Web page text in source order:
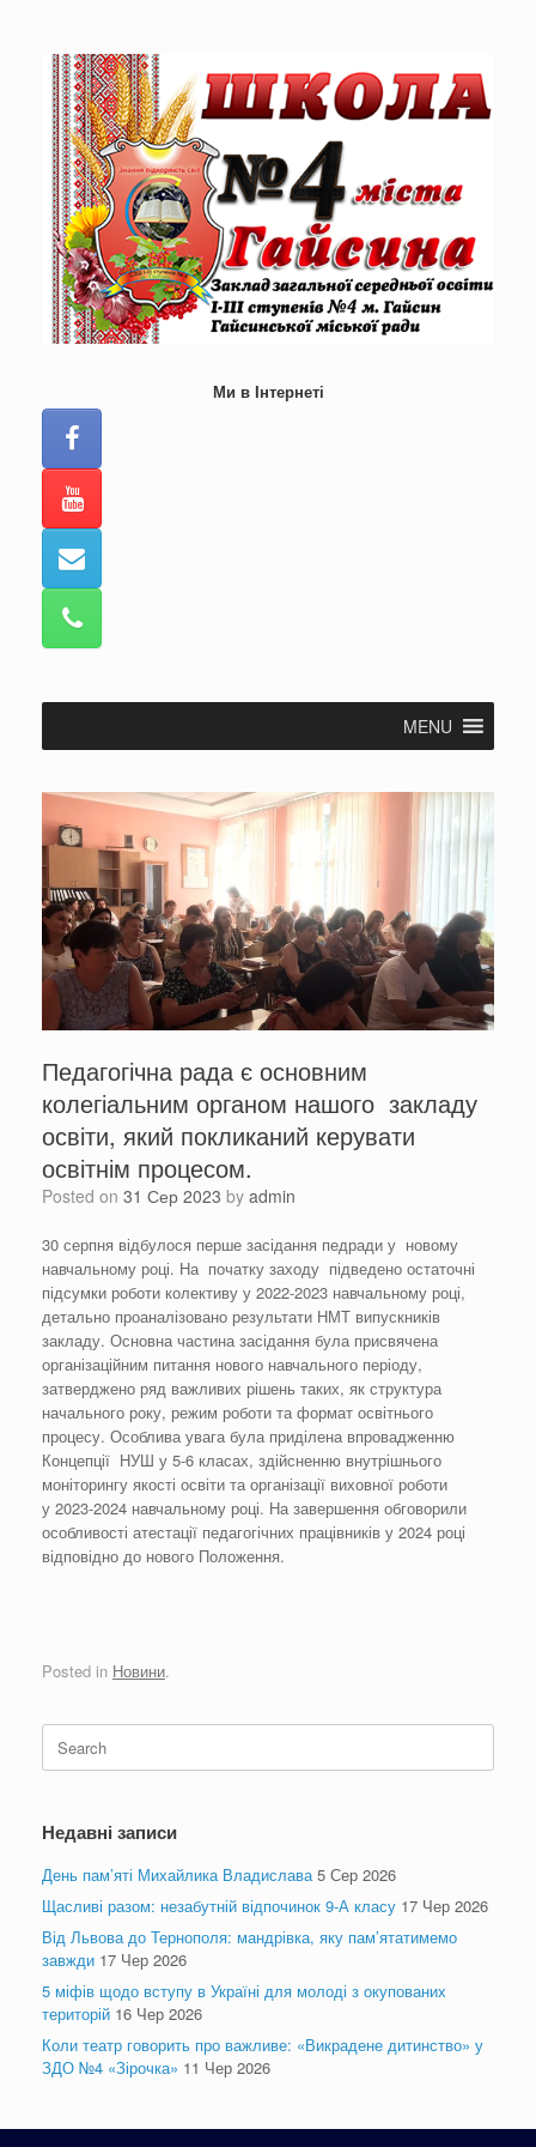
Ми в Інтернеті
MENU
Педагогічна рада є основним
колегіальним органом нашого закладу
освіти, який покликаний керувати
освітнім процесом.
Posted on 31 Сер 2023 by admin
30 серпня відбулося перше засідання педради у новому
навчальному році. На початку заходу підведено остаточні
підсумки роботи колективу у 2022-2023 навчальному році,
детально проаналізовано результати НМТ випускників
закладу. Основна частина засідання була присвячена
організаційним питання нового навчального періоду,
затверджено ряд важливих рішень таких, як структура
начального року, режим роботи та формат освітнього
процесу. Особлива увага була приділена впровадженню
Концепції НУШ у 5-6 класах, здійсненню внутрішнього
моніторингу якості освіти та організації виховної роботи
у 2023-2024 навчальному році. На завершення обговорили
особливості атестації педагогічних працівників у 2024 році
відповідно до нового Положення.
Posted in Новини.
Search
for:
Недавні записи
День пам’яті Михайлика Владислава 5 Сер 2026
Щасливі разом: незабутній відпочинок 9-А класу 17 Чер 2026
Від Львова до Тернополя: мандрівка, яку пам’ятатимемо
завжди 17 Чер 2026
5 міфів щодо вступу в Україні для молоді з окупованих
територій 16 Чер 2026
Коли театр говорить про важливе: «Викрадене дитинство» у
ЗДО №4 «Зірочка» 11 Чер 2026